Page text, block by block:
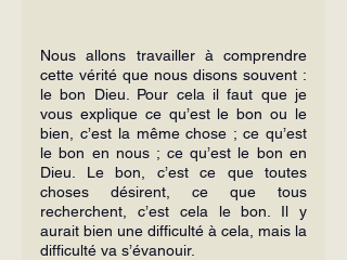
Nous allons travailler à comprendre
cette vérité que nous disons souvent :
le bon Dieu. Pour cela il faut que je
vous explique ce qu’est le bon ou le
bien, c’est la même chose ; ce qu’est
le bon en nous ; ce qu’est le bon en
Dieu. Le bon, c’est ce que toutes
choses désirent, ce que tous
recherchent, c’est cela le bon. Il y
aurait bien une difficulté à cela, mais la
difficulté va s’évanouir.